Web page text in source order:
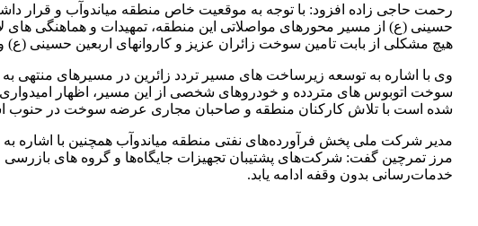
رحمت حاجی زاده افزود: با توجه به موقعیت خاص منطقه میاندوآب و قرار
حسینی (ع) از مسیر محورهای مواصلاتی این منطقه، تمهیدات و هماهنگی
هیچ مشکلی از بابت تامین سوخت زائران عزیز و کاروانهای اربعین حسینی (ع)
وی با اشاره به توسعه زیرساخت های مسیر تردد زائرین در مسیرهای منتهی
سوخت اتوبوس های متردده و خودروهای شخصی از این مسیر، اظهار
شده است با تلاش کارکنان منطقه و صاحبان مجاری عرضه سوخت در حنوب
مدیر شرکت ملی پخش فرآورده‌های نفتی منطقه میاندوآب همچنین با اشاره به
مرز تمرچین گفت: شرکت‌های پشتیبان تجهیزات جایگاه‌ها و گروه های
خدمات‌رسانی بدون وقفه ادامه یابد.